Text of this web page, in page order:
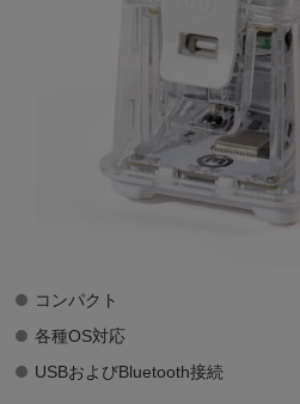
コンパクト
各種OS対応
USBおよびBluetooth接続